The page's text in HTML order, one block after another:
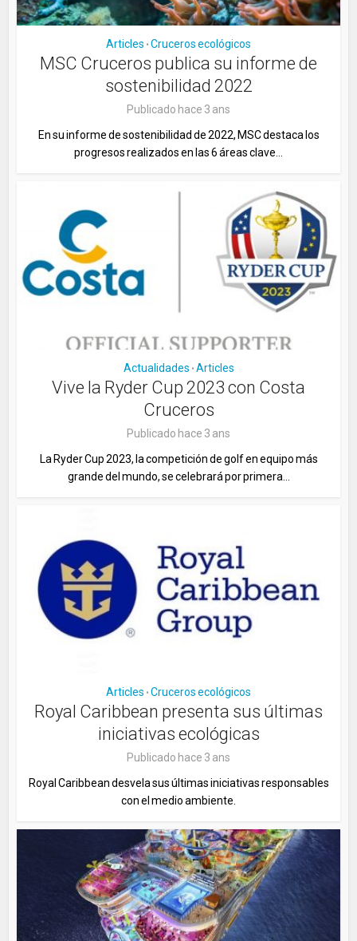
Articles • Cruceros ecológicos
MSC Cruceros publica su informe de
sostenibilidad 2022
Publicado hace 3 ans
En su informe de sostenibilidad de 2022, MSC destaca los
progresos realizados en las 6 áreas clave...
Actualidades • Articles
Vive la Ryder Cup 2023 con Costa
Cruceros
Publicado hace 3 ans
La Ryder Cup 2023, la competición de golf en equipo más
grande del mundo, se celebrará por primera...
Articles • Cruceros ecológicos
Royal Caribbean presenta sus últimas
iniciativas ecológicas
Publicado hace 3 ans
Royal Caribbean desvela sus últimas iniciativas responsables
con el medio ambiente.